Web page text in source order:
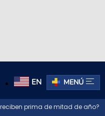
EN MENÚ
prima de mitad de año?